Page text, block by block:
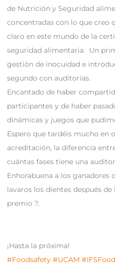
de Nutrición y Seguridad
concentradas con lo que creo
claro en este mundo de la
seguridad alimentaria. Un
gestión de inocuidad e
segundo con auditorías.
Encantado de haber
participantes y de haber
dinámicas y juegos que
Espero que tardéis mucho en
acreditación, la diferencia
cuántas fases tiene una
Enhorabuena a los ganadores
lavaros los dientes después
premio ?.
¡Hasta la próxima!
#Foodsafety #UCAM #IFSFood